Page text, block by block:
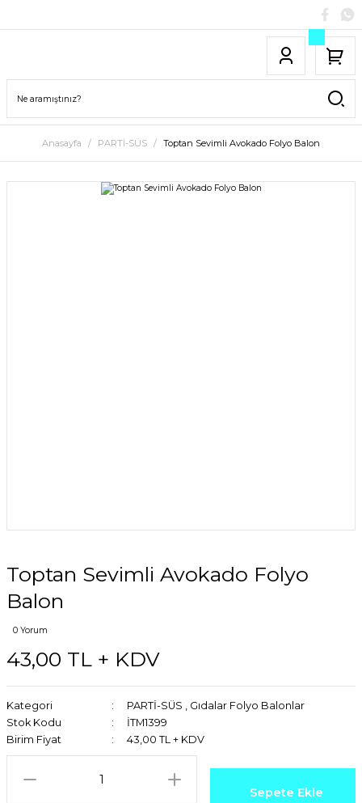
Anasayfa PARTİ-SÜS Toptan Sevimli Avokado Folyo Balon
Toptan Sevimli Avokado Folyo
Balon
0 Yorum
43,00 TL + KDV
Kategori PARTİ-SÜS , Gıdalar Folyo Balonlar
Stok Kodu
İTM1399
Birim Fiyat
43,00 TL + KDV
Sepete Ekle